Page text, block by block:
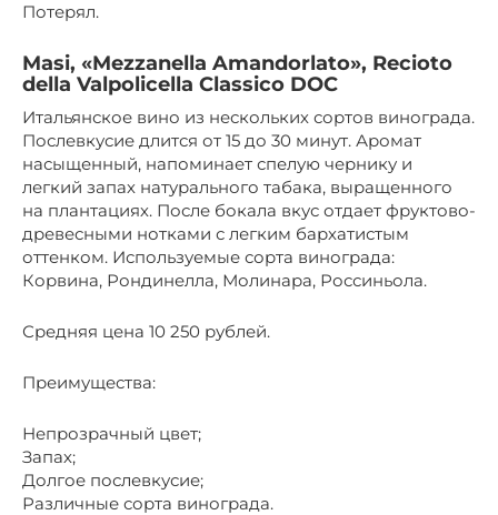
Потерял.
Masi, «Mezzanella Amandorlato», Recioto
della Valpolicella Classico DOC
Итальянское вино из нескольких сортов винограда.
Послевкусие длится от 15 до 30 минут. Аромат
насыщенный, напоминает спелую чернику и
легкий запах натурального табака, выращенного
на плантациях. После бокала вкус отдает фруктово-
древесными нотками с легким бархатистым
оттенком. Используемые сорта винограда:
Корвина, Рондинелла, Молинара, Россиньола.
Средняя цена 10 250 рублей.
Преимущества:
Непрозрачный цвет;
Запах;
Долгое послевкусие;
Различные сорта винограда.